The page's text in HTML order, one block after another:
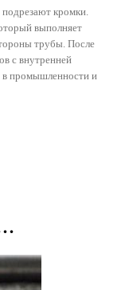
кромки.
выполняет
трубы. После
с внутренней
в промышленности и